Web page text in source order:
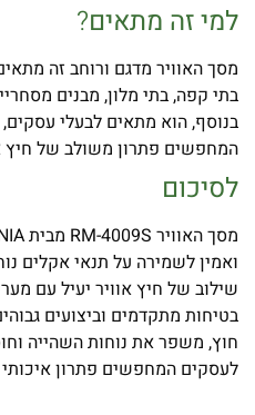
למי זה מתאים?
מסך האוויר מדגם ורוחב זה
בתי קפה, בתי מלון, מבנים
בנוסף, הוא מתאים לבעלי
המחפשים פתרון משולב של חיץ
לסיכום
ואמין לשמירה על תנאי אקלים
שילוב של חיץ אוויר יעיל עם
בטיחות מתקדמים וביצועים
חוץ, משפר את נוחות השהייה
לעסקים המחפשים פתרון